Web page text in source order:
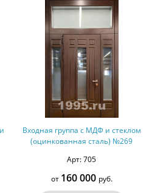
Входная группа с МДФ и стеклом
(оцинкованная сталь) №269
Арт: 705
от 160 000 руб.